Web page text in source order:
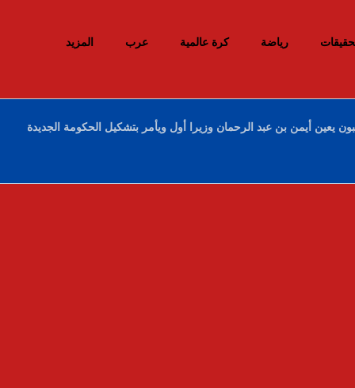
رياضة كرة عالمية عرب المزيد
يعين أيمن بن عبد الرحمان وزيرا أول ويأمر بتشكيل الحكومة الجديدة